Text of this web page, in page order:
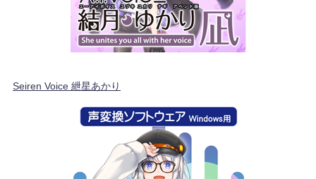
Seiren Voice 紲星あかり